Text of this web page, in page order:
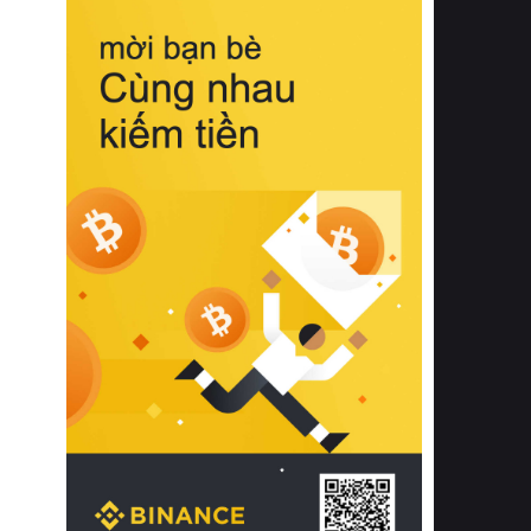
hồi chuẩn xác của phần đệm nâng đỡ
cột sống.
Bên cạnh đó, việc lựa chọn các dòng
sản phẩm đạt chuẩn chất lượng quốc
tế còn giúp ngăn ngừa tình trạng kích
khuẩn và nấm mốc trong điều kiện
thời tiết nóng ẩm. Bạn có thể tìm hiểu
thêm các nghiên cứu khoa học về tác
động của giấc ngủ và môi trường
phòng ngủ đối với sức khỏe con
người tại Sleep Foundation (External
Link) để có cái nhìn toàn diện hơn.
2. Các tiêu chí vàng khi lựa chọn
chăn ga gối đệm cao cấp cho phòng
ngủ
Để sở hữu một bộ chăn ga gối đệm
cao cấp hoàn hảo cả về thẩm mỹ lẫn
công năng, người tiêu dùng cần cân
nhắc kỹ lưỡng các tiêu chí quan trọng